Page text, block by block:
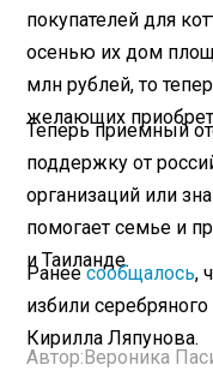
покупателей для
осенью их дом
млн рублей, то
желающих
Теперь приемный
поддержку от
организаций или
помогает семье и
и Таиланде.
Ранеесообщалось,
избили
Кирилла Ляпунова.
Автор: Вероника